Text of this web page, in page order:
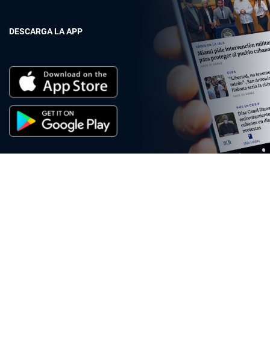
DESCARGA LA APP